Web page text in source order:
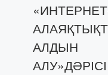
АЛДЫН
АЛУ»ДӘРІСІ